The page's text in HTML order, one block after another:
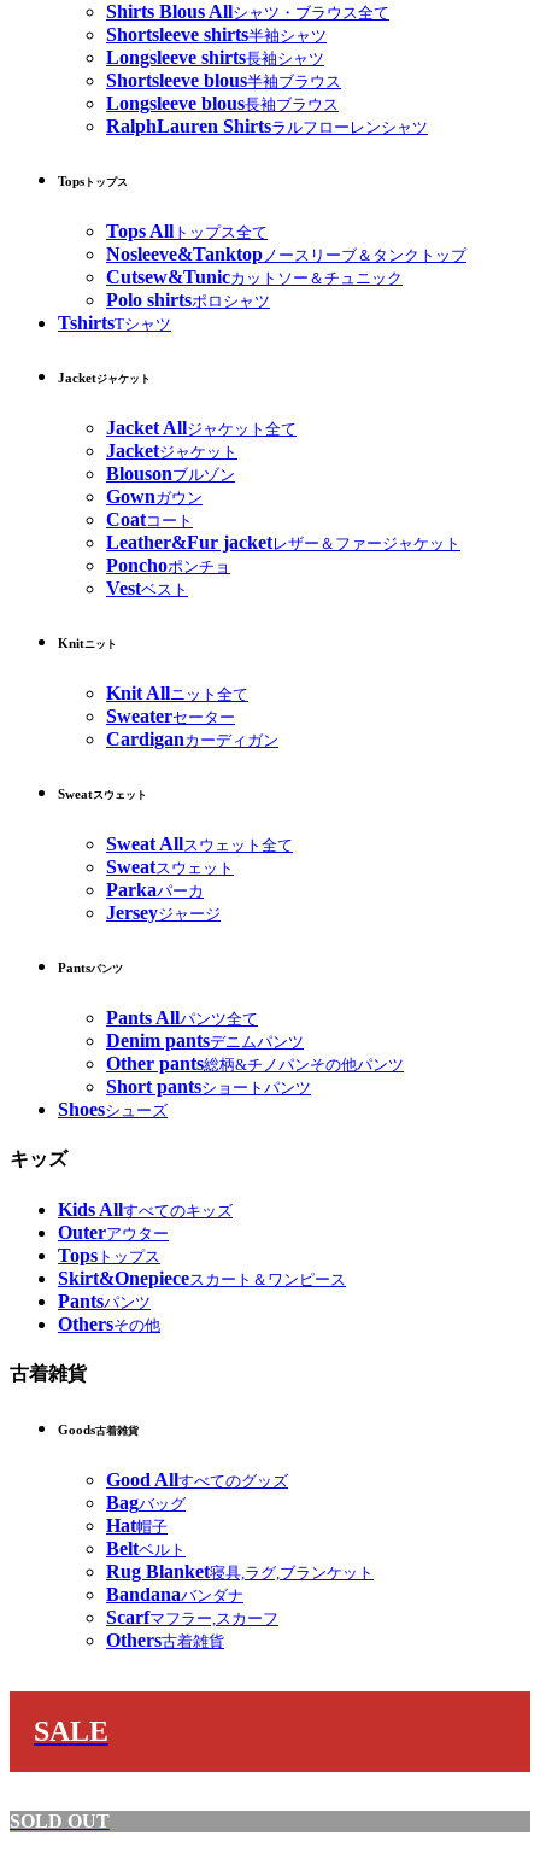
Shirts Blous Allシャツ・ブラウス全て
Shortsleeve shirts半袖シャツ
Longsleeve shirts長袖シャツ
Shortsleeve blous半袖ブラウス
Longsleeve blous長袖ブラウス
RalphLauren Shirtsラルフローレンシャツ
Tops トップス
Tops All トップス全て
Nosleeve&Tanktopノースリーブ＆タンクトップ
Cutsew&Tunicカットソー＆チュニック
Polo shirtsポロシャツ
TshirtsTシャツ
Jacketジャケット
Jacket Allジャケット全て
Jacketジャケット
Blousonブルゾン
Gownガウン
Coatコート
Leather&Fur jacketレザー＆ファージャケット
Ponchoポンチョ
Vestベスト
Knitニット
Knit Allニット全て
Sweaterセーター
Cardiganカーディガン
Sweatスウェット
Sweat Allスウェット全て
Sweatスウェット
Parkaパーカ
Jerseyジャージ
Pantsパンツ
Pants Allパンツ全て
Denim pantsデニムパンツ
Other pants総柄&チノパンその他パンツ
Short pantsショートパンツ
Shoesシューズ
キッズ
Kids Allすべてのキッズ
Outerアウター
Tops トップス
Skirt&Onepieceスカート＆ワンピース
Pantsパンツ
Othersその他
古着雑貨
Goods古着雑貨
Good Allすべてのグッズ
Bagバッグ
Hat帽子
Beltベルト
Rug Blanket寝具,ラグ,ブランケット
Bandanaバンダナ
Scarfマフラー,スカーフ
Others古着雑貨
SALE
SOLD OUT